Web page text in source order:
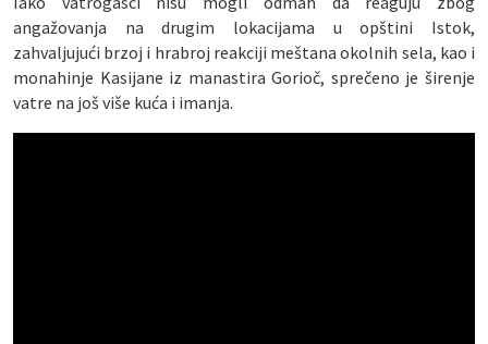
angažovanja na drugim lokacijama u opštini Istok,
zahvaljujući brzoj i hrabroj reakciji meštana okolnih sela, kao i
monahinje Kasijane iz manastira Gorioč, sprečeno je širenje
vatre na još više kuća i imanja.